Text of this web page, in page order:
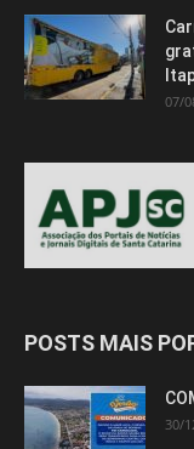
07/
POSTS MAIS
30/